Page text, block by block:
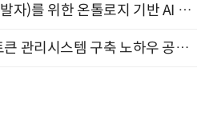
모든 업무 담당자(비개발자)를 위한 온톨로지 기반 AI 지식체계 설계 1-day 워크숍 8월 20일 개최
"AI 핀옵스 시스템과 토큰 관리시스템 구축 노하우 공개" 잠실 한국광고문화회관 2층 대회의실 (8/21)